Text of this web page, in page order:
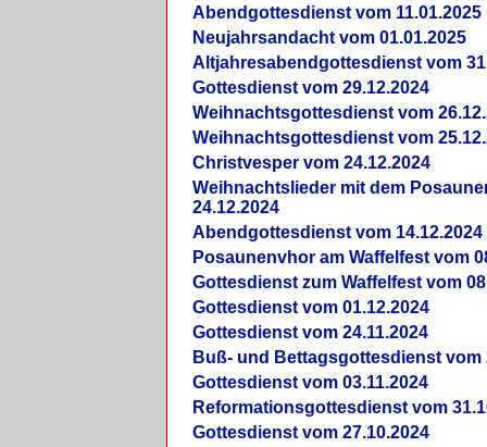
Abendgottesdienst vom 11.01.2025
Neujahrsandacht vom 01.01.2025
Altjahresabendgottesdienst vom
Gottesdienst vom 29.12.2024
Weihnachtsgottesdienst vom
Weihnachtsgottesdienst vom
Christvesper vom 24.12.2024
Weihnachtslieder mit dem
24.12.2024
Abendgottesdienst vom 14.12.2024
Posaunenvhor am Waffelfest vom
Gottesdienst zum Waffelfest vom
Gottesdienst vom 01.12.2024
Gottesdienst vom 24.11.2024
Buß- und Bettagsgottesdienst vom
Gottesdienst vom 03.11.2024
Reformationsgottesdienst vom
Gottesdienst vom 27.10.2024